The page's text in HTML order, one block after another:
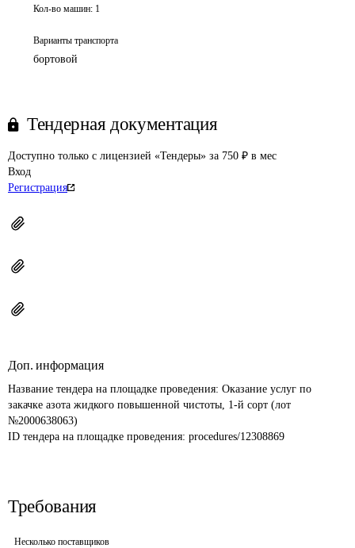
Кол-во машин: 1
Варианты транспорта
бортовой
Тендерная документация
Доступно только с лицензией «Тендеры» за 750 ₽ в мес
Вход
Регистрация
Доп. информация
Название тендера на площадке проведения: Оказание услуг по
закачке азота жидкого повышенной чистоты, 1-й сорт (лот
№2000638063)
ID тендера на площадке проведения: procedures/12308869
Требования
Несколько поставщиков